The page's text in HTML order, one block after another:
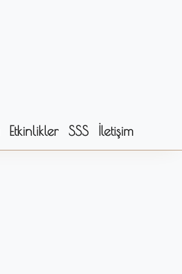
Etkinlikler SSS İletişim